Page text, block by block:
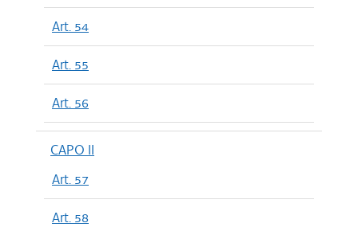
Art. 54
Art. 55
Art. 56
CAPO II
Art. 57
Art. 58